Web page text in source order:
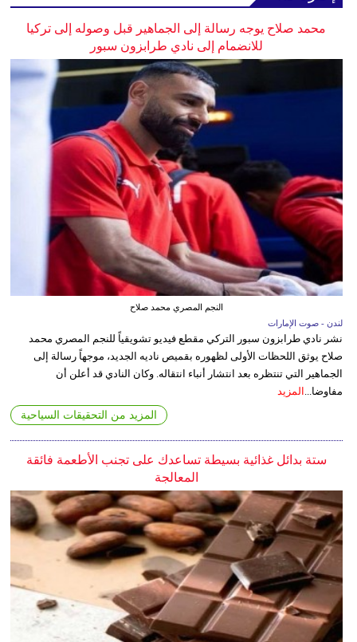
محمد صلاح يوجه رسالة إلى الجماهير قبل وصوله إلى تركيا
للانضمام إلى نادي طرابزون سبور
النجم المصري محمد صلاح
لندن - صوت الإمارات
نشر نادي طرابزون سبور التركي مقطع فيديو تشويقياً للنجم المصري محمد
صلاح يوثق اللحظات الأولى لظهوره بقميص ناديه الجديد، موجهاً رسالة إلى
الجماهير التي تنتظره بعد انتشار أنباء انتقاله. وكان النادي قد أعلن أن
مفاوضا... المزيد
المزيد من التحقيقات السياحية
ستة بدائل غذائية بسيطة تساعدك على تجنب الأطعمة فائقة
المعالجة